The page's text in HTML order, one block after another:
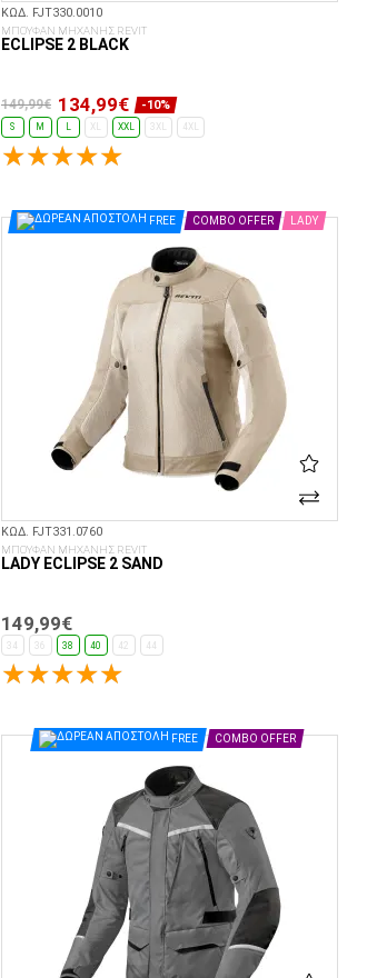
ΚΩΔ. FJT330.0010
ΜΠΟΥΦΑΝ ΜΗΧΑΝΗΣ REVIT
ECLIPSE 2 BLACK
149,99€ 134,99€ -10%
S M L XL XXL 3XL 4XL
FREE COMBO OFFER LADY
ΚΩΔ. FJT331.0760
ΜΠΟΥΦΑΝ ΜΗΧΑΝΗΣ REVIT
LADY ECLIPSE 2 SAND
149,99€
34 36 38 40 42 44
FREE COMBO OFFER